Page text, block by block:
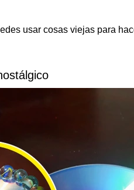
usar cosas viejas para